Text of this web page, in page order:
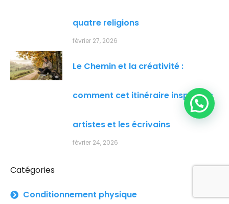
quatre religions
février 27, 2026
Le Chemin et la créativité :
comment cet itinéraire inspire les
artistes et les écrivains
février 24, 2026
Catégories
Conditionnement physique